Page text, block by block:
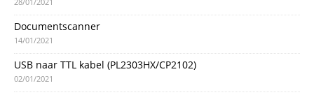
Documentscanner
14/01/2021
USB naar TTL kabel (PL2303HX/CP2102)
02/01/2021